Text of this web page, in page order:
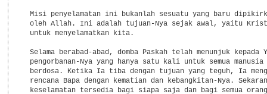
Misi penyelamatan ini bukanlah sesuatu yang baru
oleh Allah. Ini adalah tujuan-Nya sejak awal, yaitu
  untuk menyelamatkan kita.
Selama berabad-abad, domba Paskah telah menunjuk kepada
pengorbanan-Nya yang hanya satu kali untuk semua manusia
berdosa. Ketika Ia tiba dengan tujuan yang teguh, Ia
rencana Bapa dengan kematian dan kebangkitan-Nya.
keselamatan tersedia bagi siapa saja dan bagi semua